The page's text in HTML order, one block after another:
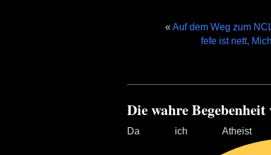
« Auf dem Weg zum
fefe ist nett,
Die wahre
Da ich